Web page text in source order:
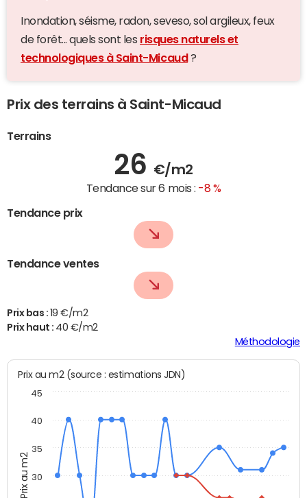
Inondation, séisme, radon, seveso, sol argileux, feux
de forêt... quels sont les risques naturels et
technologiques à Saint-Micaud ?
Prix des terrains à Saint-Micaud
Terrains
26 €/m2
Tendance sur 6 mois : -8 %
Tendance prix
Tendance ventes
Prix bas : 19 €/m2
Prix haut : 40 €/m2
Méthodologie
Prix au m2
Prix au m2 (source : estimations JDN)
30
35
40
45